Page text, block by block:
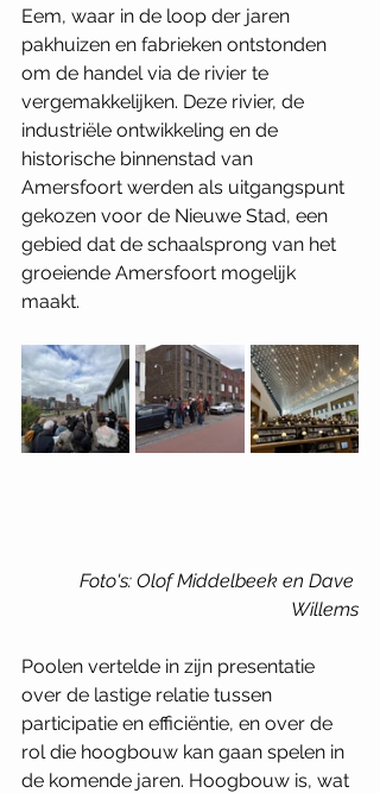
Eem, waar in de loop der jaren
pakhuizen en fabrieken ontstonden
om de handel via de rivier te
vergemakkelijken. Deze rivier, de
industriële ontwikkeling en de
historische binnenstad van
Amersfoort werden als uitgangspunt
gekozen voor de Nieuwe Stad, een
gebied dat de schaalsprong van het
groeiende Amersfoort mogelijk
maakt.
Foto's: Olof Middelbeek en Dave
Willems
Poolen vertelde in zijn presentatie
over de lastige relatie tussen
participatie en efficiëntie, en over de
rol die hoogbouw kan gaan spelen in
de komende jaren. Hoogbouw is, wat